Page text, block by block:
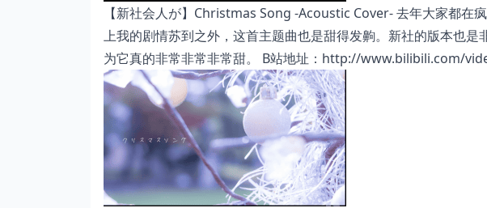
【新社会人が】Christmas Song -Acoustic Cover- 去年大家都在
上我的剧情苏到之外，这首主题曲也是甜得发齁。新社的版本也
为它真的非常非常非常甜。 B站地址： http://www.bilibili.com/